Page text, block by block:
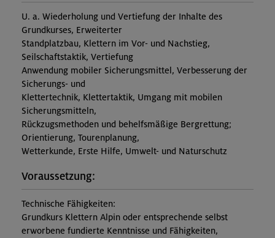
U. a. Wiederholung und Vertiefung der Inhalte des
Grundkurses, Erweiterter
Standplatzbau, Klettern im Vor- und Nachstieg,
Seilschaftstaktik, Vertiefung
Anwendung mobiler Sicherungsmittel, Verbesserung der
Sicherungs- und
Klettertechnik, Klettertaktik, Umgang mit mobilen
Sicherungsmitteln,
Rückzugsmethoden und behelfsmäßige Bergrettung;
Orientierung, Tourenplanung,
Wetterkunde, Erste Hilfe, Umwelt- und Naturschutz
Voraussetzung:
Technische Fähigkeiten:
Grundkurs Klettern Alpin oder entsprechende selbst
erworbene fundierte Kenntnisse und Fähigkeiten,